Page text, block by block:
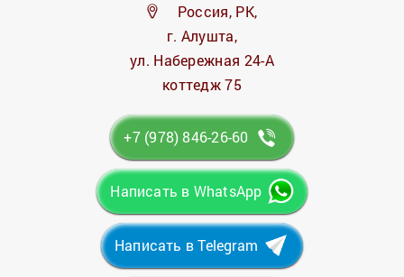
Россия, РК,
г. Алушта,
ул. Набережная 24-А
коттедж 75
+7 (978) 846-26-60
Написать в WhatsApp
Написать в Telegram